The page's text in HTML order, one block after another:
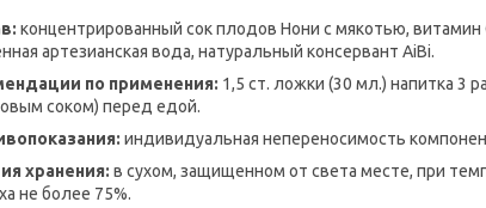
концентрированный сок плодов Нони с мякотью, витамин
артезианская вода, натуральный консервант AiBi.
по применения: 1,5 ст. ложки (30 мл.) напитка 3
соком) перед едой.
индивидуальная непереносимость
хранения: в сухом, защищенном от света месте, при
не более 75%.